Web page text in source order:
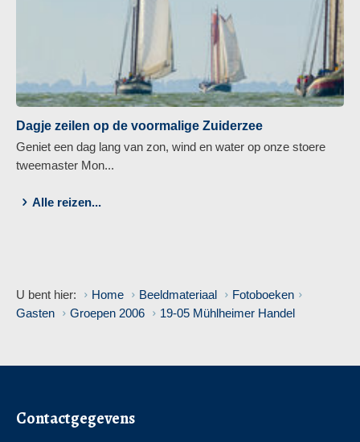
Alle reizen...
Dagje zeilen op de voormalige Zuiderzee
Geniet een dag lang van zon, wind en water op onze stoere
tweemaster Mon...
U bent hier: Home Beeldmateriaal
Fotoboeken
Gasten
Groepen 2006 19-05 Mühlheimer Handel
Contactgegevens